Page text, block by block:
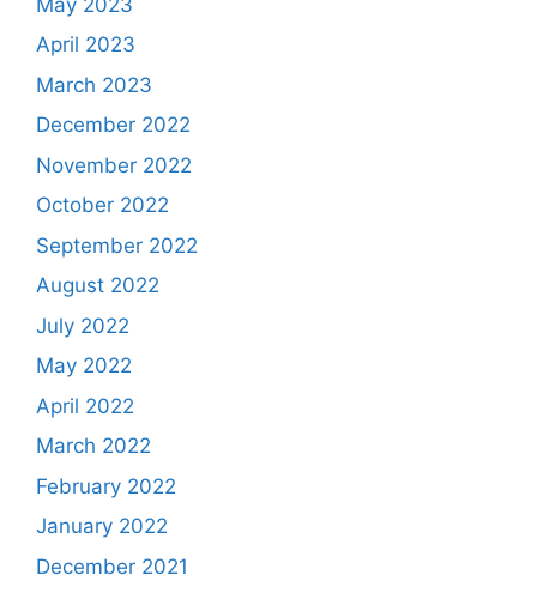
April 2023
March 2023
December 2022
November 2022
October 2022
September 2022
August 2022
July 2022
May 2022
April 2022
March 2022
February 2022
January 2022
December 2021